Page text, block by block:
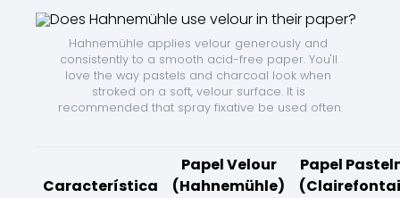
Hahnemühle applies velour generously and
consistently to a smooth acid-free paper. You'll
love the way pastels and charcoal look when
stroked on a soft, velour surface. It is
recommended that spray fixative be used often.
Característica
Papel Velour
(Hahnemühle)
Papel